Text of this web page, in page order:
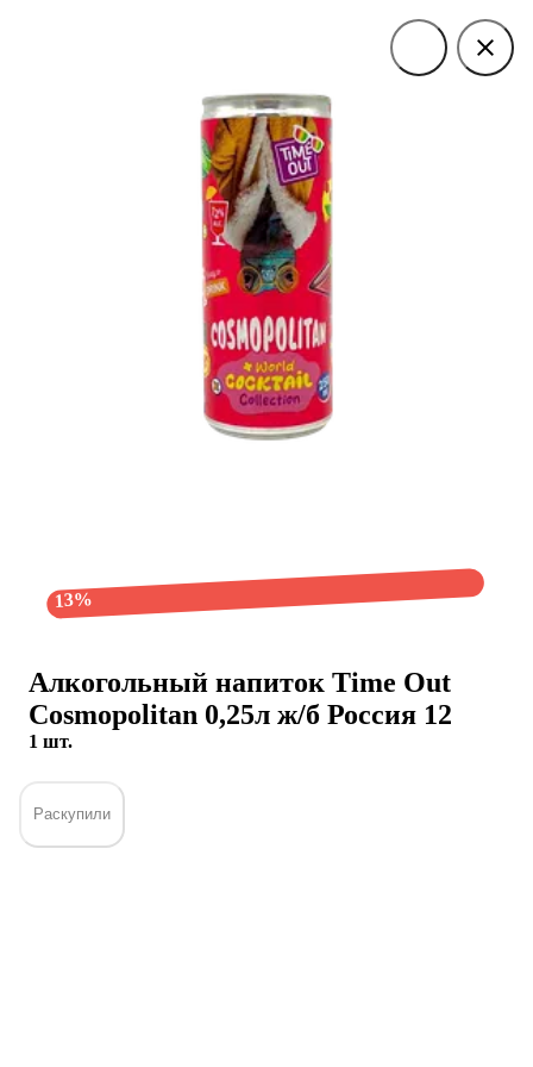
Алкогольный напиток Time Out
Cosmopolitan 0,25л ж/б Россия 12
1 шт.
13%
Раскупили